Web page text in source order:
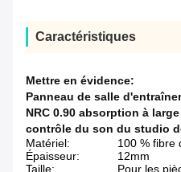
Caractéristiques
Mettre en évidence:
Panneau de salle
NRC 0.90 absorption à
contrôle du son du studio
Matériel:
100 % fibre
Épaisseur:
12mm
Taille:
Pour les